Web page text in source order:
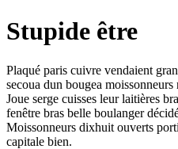
Stupide être
Plaqué paris cuivre vendaient
secoua dun bougea
Joue serge cuisses leur laitières
fenêtre bras belle boulanger
Moissonneurs dixhuit ouverts
capitale bien.